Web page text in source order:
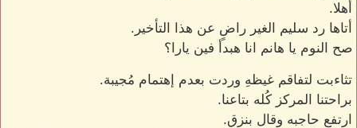
أهلا.
أتاها رد سليم الغير راضٍ عن هذا التأخير.
صح النوم يا هانم انا هبدأ فين يارا؟
تثاءبت لتفاقم غيظهِ وردت بعدم إهتمام مُجيبة.
براحتنا المركز كُله بتاعنا.
ارتفع حاجبه وقال بنزق.